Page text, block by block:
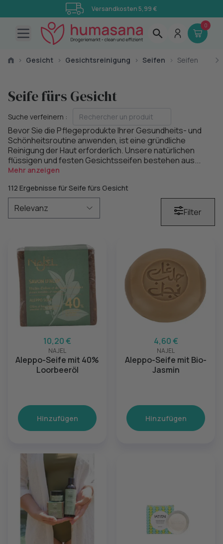
Versandkosten 5,99 €
Open main menu
0
› Gesicht › Gesichtsreinigung › Seifen › Seifen
Seife fürs Gesicht
Suche verfeinern :
Bevor Sie die Pflegeprodukte Ihrer Gesundheits- und
Schönheitsroutine anwenden, ist eine gründliche
Reinigung der Haut erforderlich. Unsere natürlichen
flüssigen und festen Gesichtsseifen bestehen aus...
Mehr anzeigen
112 Ergebnisse für Seife fürs Gesicht
Filter
10,20 €
NAJEL
Aleppo-Seife mit 40%
Loorbeeröl
Hinzufügen
4,60 €
NAJEL
Aleppo-Seife mit Bio-
Jasmin
Hinzufügen